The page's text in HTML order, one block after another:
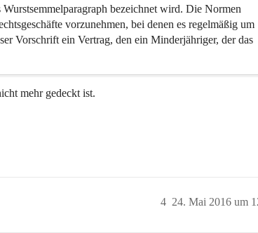
bezeichnet wird. Die Normen
vorzunehmen, bei denen es regelmäßig um
Vorschrift ein Vertrag, den ein Minderjähriger, der das
mehr gedeckt ist.
24. Mai 2016 um
4